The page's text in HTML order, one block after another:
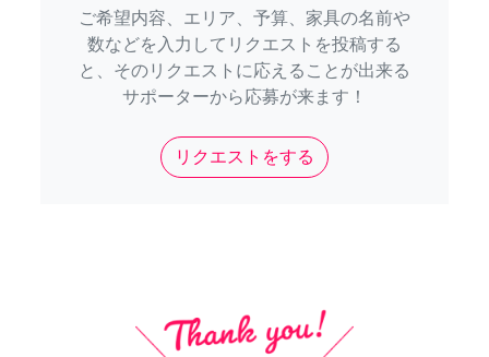
ご希望内容、エリア、予算、家具の名前や
数などを入力してリクエストを投稿する
と、そのリクエストに応えることが出来る
サポーターから応募が来ます！
リクエストをする